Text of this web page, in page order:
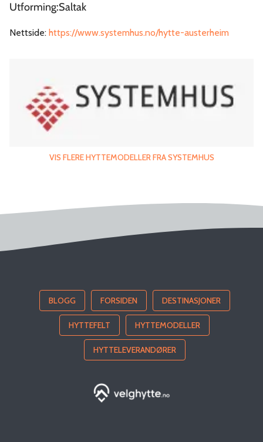
Utforming:Saltak
Nettside: https://www.systemhus.no/hytte-austerheim
VIS FLERE HYTTEMODELLER FRASYSTEMHUS
BLOGG FORSIDEN DESTINASJONER
HYTTEFELT HYTTEMODELLER
HYTTELEVERANDØRER